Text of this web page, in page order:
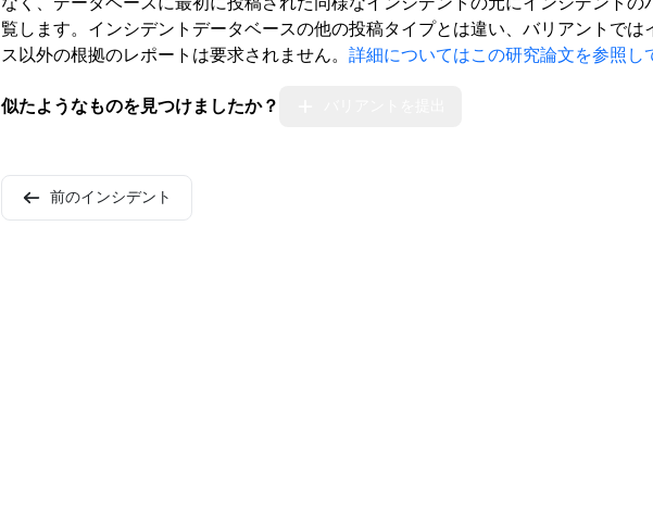
覧します。インシデントデータベースの他の投稿タイプとは違い、バリアントでは
ス以外の根拠のレポートは要求されません。 詳細についてはこの研究論文を参照し
似たようなものを見つけましたか？
前のインシデント